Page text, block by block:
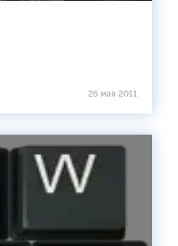
26 мая 2011